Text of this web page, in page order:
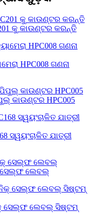
କୁ କାଉଣ୍ଟର କରନ୍ତି
HPC008 ଗଣନା
କାଉଣ୍ଟର HPC005
ସ୍ୱୟଂଚାଳିତ ଯାତ୍ରୀ
ସେଲ୍ଫ ଲେବଲ୍
ସେଲ୍ଫ ଲେବଲ୍ ସିଷ୍ଟମ୍